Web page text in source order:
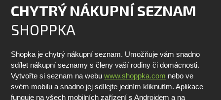
CHYTRÝ NÁKUPNÍ SEZNAM
SHOPPKA
Shopka je chytrý nákupní seznam. Umožňuje vám snadno
sdílet nákupní seznamy s členy vaší rodiny či domácnosti.
Vytvořte si seznam na webuwww.shoppka.com nebo ve
svém mobilu a snadno jej sdílejte jedním kliknutím. Aplikace
funguje na všech mobilních zařízení s Androidem a na